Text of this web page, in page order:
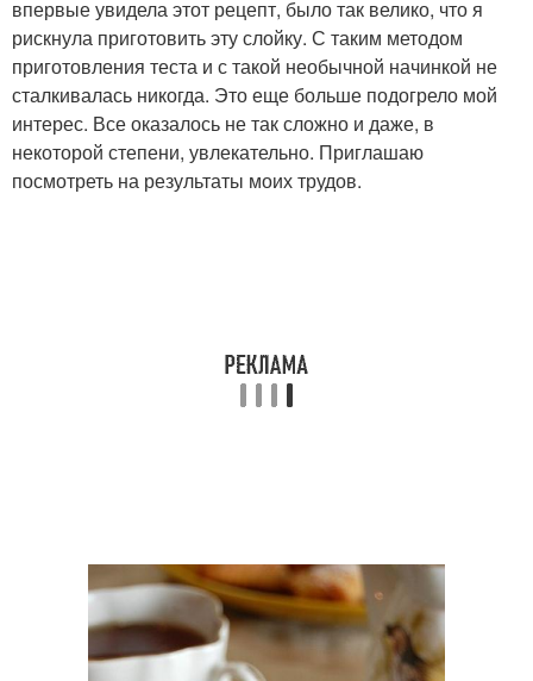
впервые увидела этот рецепт, было так велико, что я
рискнула приготовить эту слойку. С таким методом
приготовления теста и с такой необычной начинкой не
сталкивалась никогда. Это еще больше подогрело мой
интерес. Все оказалось не так сложно и даже, в
некоторой степени, увлекательно. Приглашаю
посмотреть на результаты моих трудов.